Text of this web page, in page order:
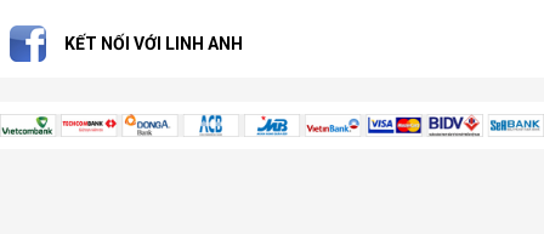
KẾT NỐI VỚI LINH ANH